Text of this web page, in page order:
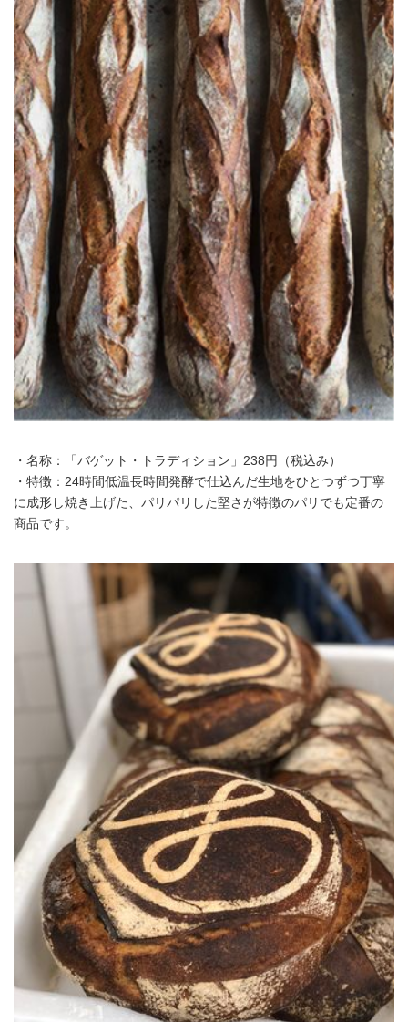
・名称：「バゲット・トラディション」238円（税込み）
・特徴：24時間低温長時間発酵で仕込んだ生地をひとつずつ丁寧
に成形し焼き上げた、パリパリした堅さが特徴のパリでも定番の
商品です。